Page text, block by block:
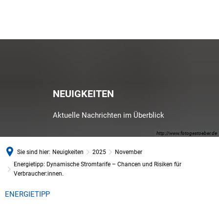
http://www.fotogestoeber.de
NEUIGKEITEN
Aktuelle Nachrichten im Überblick
Sie sind hier: Neuigkeiten 2025
November
Energietipp: Dynamische Stromtarife – Chancen und Risiken für
Verbraucher:innen.
ENERGIETIPP